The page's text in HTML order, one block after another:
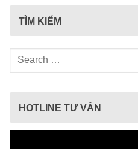
TÌM KIẾM
Tìm
kiếm
HOTLINE TƯ VẤN